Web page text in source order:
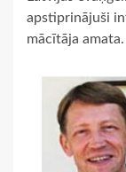
apstiprinājuši
mācītāja amata.